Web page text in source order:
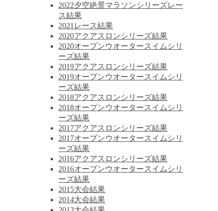
2022夕空絶景マラソンシリーズレー
ス結果
2021レース結果
2020アクアスロンシリーズ結果
2020オープンウオータースイムシリ
ーズ結果
2019アクアスロンシリーズ結果
2019オープンウオータースイムシリ
ーズ結果
2018アクアスロンシリーズ結果
2018オープンウオータースイムシリ
ーズ結果
2017アクアスロンシリーズ結果
2017オープンウオータースイムシリ
ーズ結果
2016アクアスロンシリーズ結果
2016オープンウオータースイムシリ
ーズ結果
2015大会結果
2014大会結果